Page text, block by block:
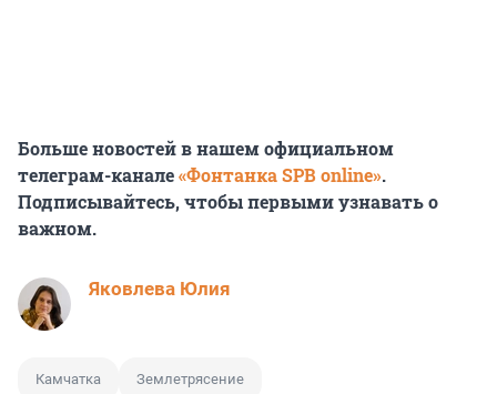
Больше новостей в нашем официальном
телеграм-канале«Фонтанка SPB online».
Подписывайтесь, чтобы первыми узнавать о
важном.
Яковлева Юлия
Камчатка Землетрясение